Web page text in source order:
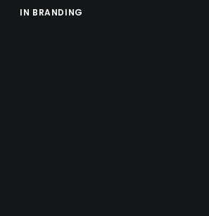
IN BRANDING